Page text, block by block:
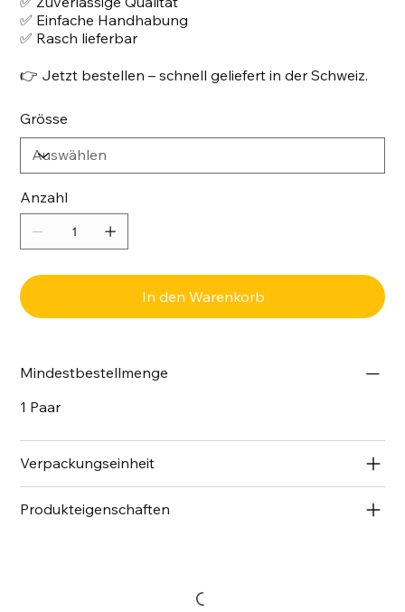
✅ Einfache Handhabung
✅ Rasch lieferbar
👉 Jetzt bestellen – schnell geliefert in der Schweiz.
Grösse
Anzahl
In den Warenkorb
Mindestbestellmenge
1 Paar
Verpackungseinheit
Produkteigenschaften